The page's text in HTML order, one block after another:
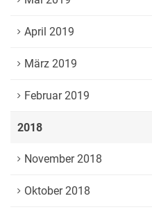
April 2019
März 2019
Februar 2019
2018
November 2018
Oktober 2018